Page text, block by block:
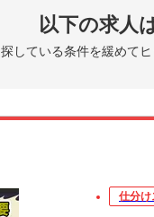
以下の求人
探している条件を緩めて
仕分け